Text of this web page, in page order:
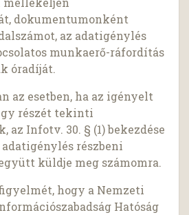
dokumentumonként
az adatigénylés
munkaerő-ráfordítás
óradíját.
az esetben, ha az igényelt
részét tekinti
az Infotv. 30. § (1) bekezdése
részbeni
küldje meg számomra.
hogy a Nemzeti
Hatóság